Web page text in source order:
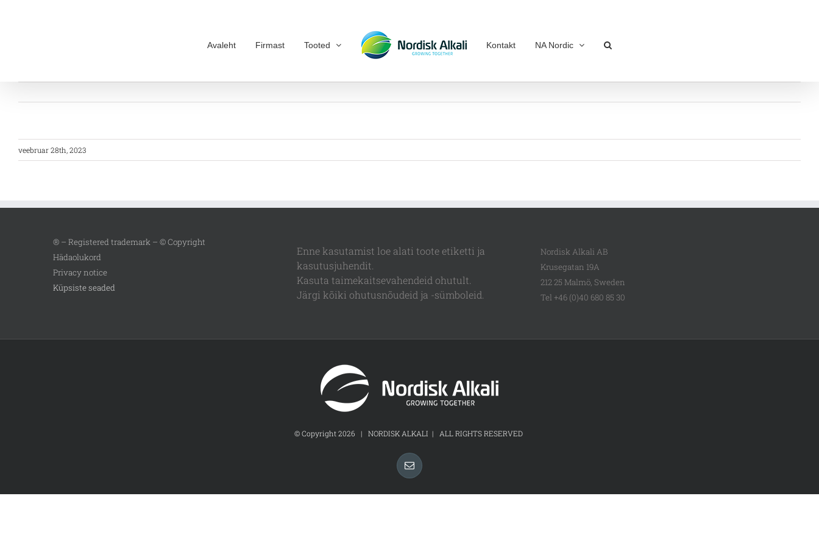
Avaleht Firmast Tooted Kontakt NA Nordic
veebruar 28th, 2023
® – Registered trademark – © Copyright
Hädaolukord
Privacy notice
Küpsiste seaded
Enne kasutamist loe alati toote etiketti ja
kasutusjuhendit.
Kasuta taimekaitsevahendeid ohutult.
Järgi kõiki ohutusnõudeid ja -sümboleid.
Nordisk Alkali AB
Krusegatan 19A
212 25 Malmö, Sweden
Tel +46 (0)40 680 85 30
© Copyright2026 | NORDISK ALKALI | ALL RIGHTS RESERVED
Email